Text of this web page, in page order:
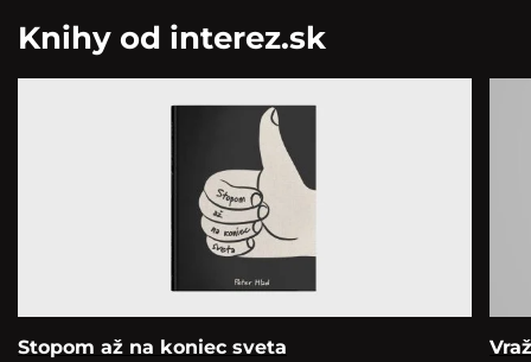
Knihy od interez.sk
Stopom až na koniec sveta